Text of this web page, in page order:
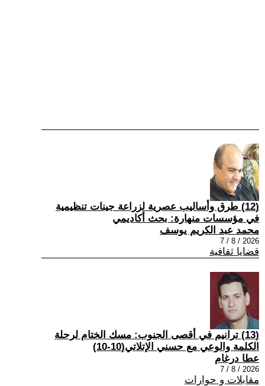
(12) طرق وأساليب عصرية لزراعة جينات تنظيمية
في مؤسسات منهارة: بحث أكاديمي
محمد عبد الكريم يوسف
2026 / 8 / 7
قضايا ثقافية
(13) ترانيم في أقصى الجنوب: مسك الختام لرحلة
الكلمة والوعي مع حسني الإتلاتي(10-10)
عطا درغام
2026 / 8 / 7
مقابلات و حوارات